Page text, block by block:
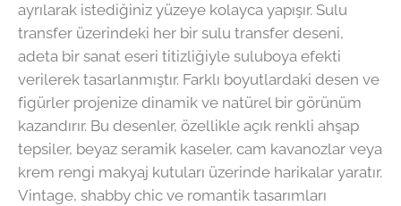
ayrılarak istediğiniz yüzeye kolayca yapışır. Sulu
transfer üzerindeki her bir sulu transfer deseni,
adeta bir sanat eseri titizliğiyle suluboya efekti
verilerek tasarlanmıştır. Farklı boyutlardaki desen ve
figürler projenize dinamik ve natürel bir görünüm
kazandırır. Bu desenler, özellikle açık renkli ahşap
tepsiler, beyaz seramik kaseler, cam kavanozlar veya
krem rengi makyaj kutuları üzerinde harikalar yaratır.
Vintage, shabby chic ve romantik tasarımları